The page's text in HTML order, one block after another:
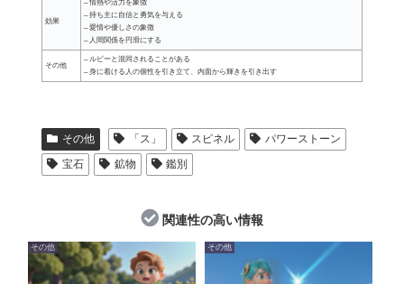
効果
– 情熱や活力を象徴
– 持ち主に自信と勇気を与える
– 愛情や優しさの象徴
– 人間関係を円滑にする
その他
– ルビーと混同されることがある
– 身に着ける人の個性を引き立て、内面から輝きを引き出す
その他 「ス」 スピネル
パワーストーン
宝石
鉱物 鑑別
関連性の高い情報
その他 その他